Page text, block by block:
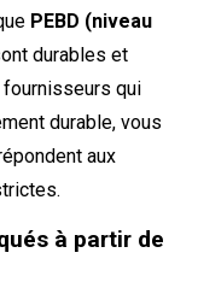
PEBD (niveau
durables et
qui
durable, vous
aux
à partir de